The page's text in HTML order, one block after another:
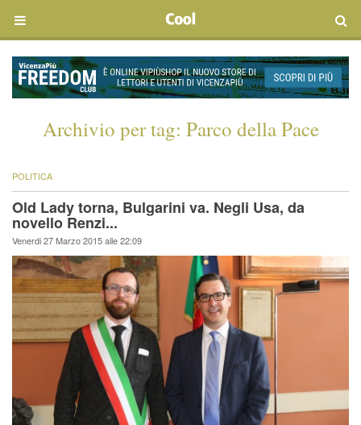
Archivio per tag: Parco della Pace
POLITICA
Old Lady torna, Bulgarini va. Negli Usa, da
novello Renzi...
Venerdi 27 Marzo 2015 alle 22:09